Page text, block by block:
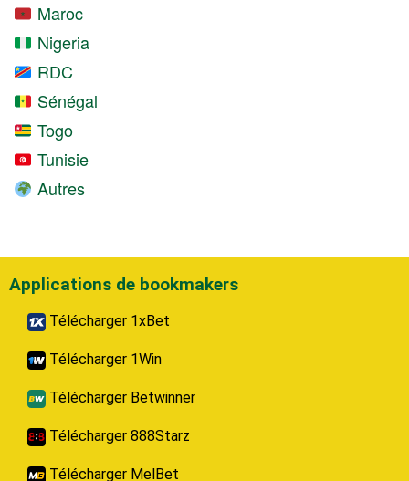
Maroc
Nigeria
RDC
Sénégal
Togo
Tunisie
Autres
Applications de bookmakers
Télécharger 1xBet
Télécharger 1Win
Télécharger Betwinner
Télécharger 888Starz
Télécharger MelBet